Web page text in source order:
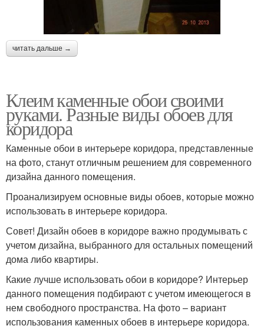
читать дальше →
Клеим каменные обои своими
руками. Разные виды обоев для
коридора
Каменные обои в интерьере коридора, представленные
на фото, станут отличным решением для современного
дизайна данного помещения.
Проанализируем основные виды обоев, которые можно
использовать в интерьере коридора.
Совет! Дизайн обоев в коридоре важно продумывать с
учетом дизайна, выбранного для остальных помещений
дома либо квартиры.
Какие лучше использовать обои в коридоре? Интерьер
данного помещения подбирают с учетом имеющегося в
нем свободного пространства. На фото – вариант
использования каменных обоев в интерьере коридора.